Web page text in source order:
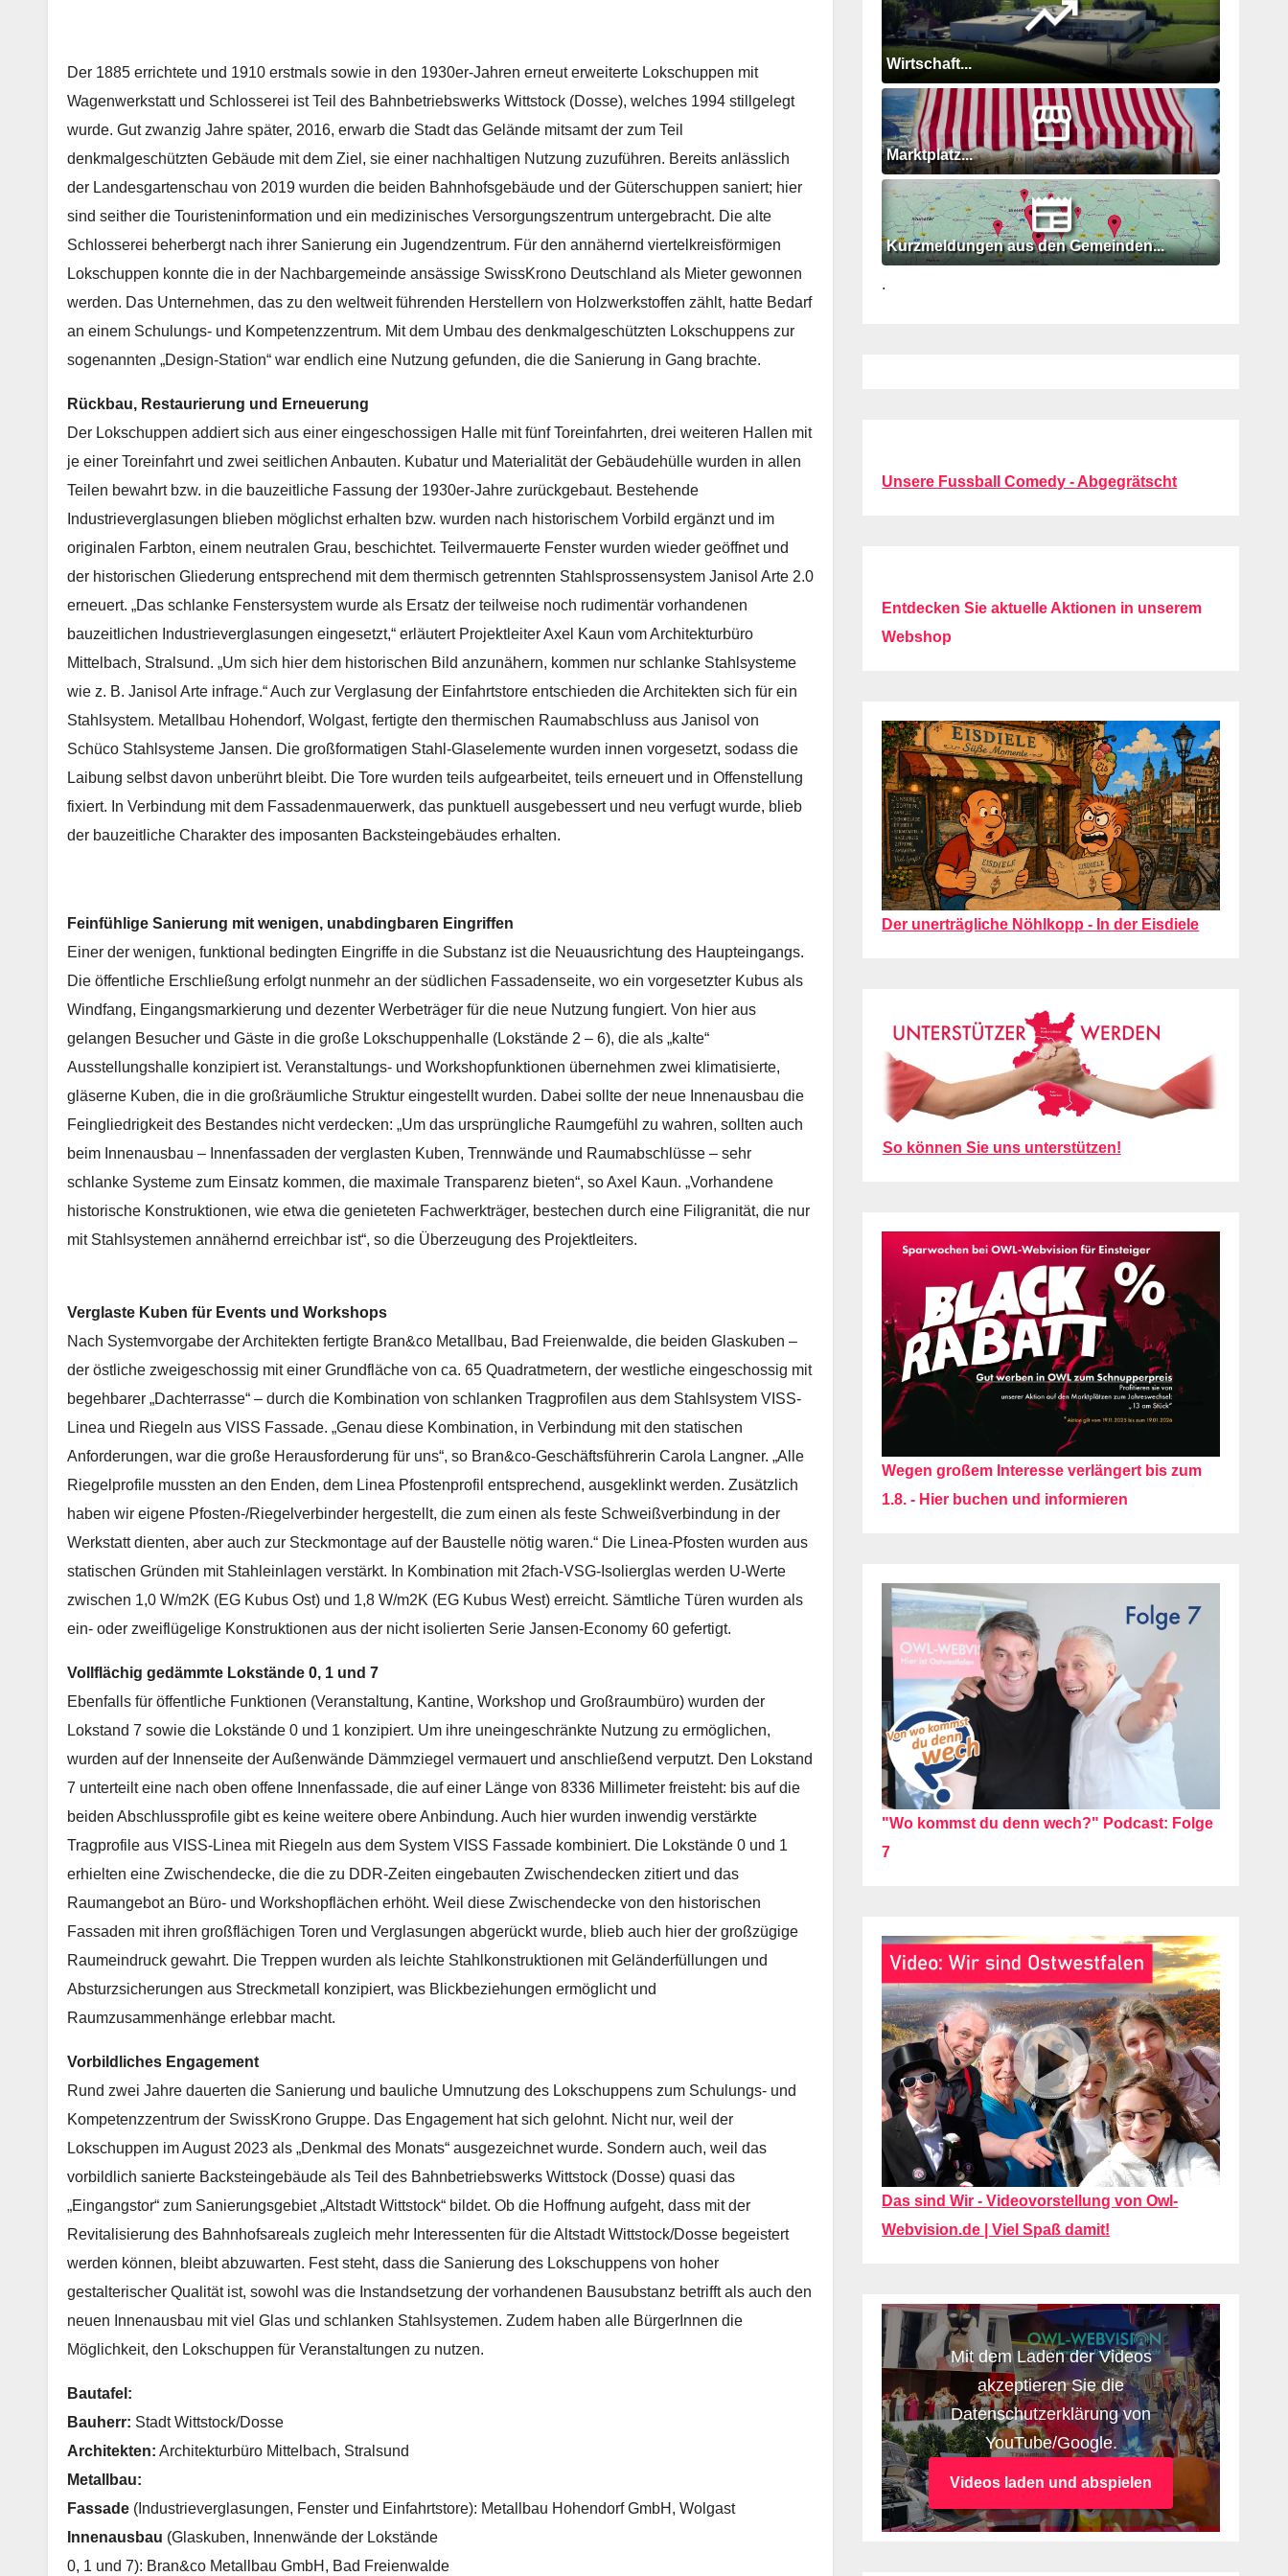
Der 1885 errichtete und 1910 erstmals sowie in den 1930er-Jahren erneut erweiterte Lokschuppen mit
Wagenwerkstatt und Schlosserei ist Teil des Bahnbetriebswerks Wittstock (Dosse), welches 1994 stillgelegt
wurde. Gut zwanzig Jahre später, 2016, erwarb die Stadt das Gelände mitsamt der zum Teil
denkmalgeschützten Gebäude mit dem Ziel, sie einer nachhaltigen Nutzung zuzuführen. Bereits anlässlich
der Landesgartenschau von 2019 wurden die beiden Bahnhofsgebäude und der Güterschuppen saniert; hier
sind seither die Touristeninformation und ein medizinisches Versorgungszentrum untergebracht. Die alte
Schlosserei beherbergt nach ihrer Sanierung ein Jugendzentrum. Für den annähernd viertelkreisförmigen
Lokschuppen konnte die in der Nachbargemeinde ansässige SwissKrono Deutschland als Mieter gewonnen
werden. Das Unternehmen, das zu den weltweit führenden Herstellern von Holzwerkstoffen zählt, hatte Bedarf
an einem Schulungs- und Kompetenzzentrum. Mit dem Umbau des denkmalgeschützten Lokschuppens zur
sogenannten „Design-Station“ war endlich eine Nutzung gefunden, die die Sanierung in Gang brachte.
Rückbau, Restaurierung und Erneuerung
Der Lokschuppen addiert sich aus einer eingeschossigen Halle mit fünf Toreinfahrten, drei weiteren Hallen mit
je einer Toreinfahrt und zwei seitlichen Anbauten. Kubatur und Materialität der Gebäudehülle wurden in allen
Teilen bewahrt bzw. in die bauzeitliche Fassung der 1930er-Jahre zurückgebaut. Bestehende
Industrieverglasungen blieben möglichst erhalten bzw. wurden nach historischem Vorbild ergänzt und im
originalen Farbton, einem neutralen Grau, beschichtet. Teilvermauerte Fenster wurden wieder geöffnet und
der historischen Gliederung entsprechend mit dem thermisch getrennten Stahlsprossensystem Janisol Arte 2.0
erneuert. „Das schlanke Fenstersystem wurde als Ersatz der teilweise noch rudimentär vorhandenen
bauzeitlichen Industrieverglasungen eingesetzt,“ erläutert Projektleiter Axel Kaun vom Architekturbüro
Mittelbach, Stralsund. „Um sich hier dem historischen Bild anzunähern, kommen nur schlanke Stahlsysteme
wie z. B. Janisol Arte infrage.“ Auch zur Verglasung der Einfahrtstore entschieden die Architekten sich für ein
Stahlsystem. Metallbau Hohendorf, Wolgast, fertigte den thermischen Raumabschluss aus Janisol von
Schüco Stahlsysteme Jansen. Die großformatigen Stahl-Glaselemente wurden innen vorgesetzt, sodass die
Laibung selbst davon unberührt bleibt. Die Tore wurden teils aufgearbeitet, teils erneuert und in Offenstellung
fixiert. In Verbindung mit dem Fassadenmauerwerk, das punktuell ausgebessert und neu verfugt wurde, blieb
der bauzeitliche Charakter des imposanten Backsteingebäudes erhalten.
Feinfühlige Sanierung mit wenigen, unabdingbaren Eingriffen
Einer der wenigen, funktional bedingten Eingriffe in die Substanz ist die Neuausrichtung des Haupteingangs.
Die öffentliche Erschließung erfolgt nunmehr an der südlichen Fassadenseite, wo ein vorgesetzter Kubus als
Windfang, Eingangsmarkierung und dezenter Werbeträger für die neue Nutzung fungiert. Von hier aus
gelangen Besucher und Gäste in die große Lokschuppenhalle (Lokstände 2 – 6), die als „kalte“
Ausstellungshalle konzipiert ist. Veranstaltungs- und Workshopfunktionen übernehmen zwei klimatisierte,
gläserne Kuben, die in die großräumliche Struktur eingestellt wurden. Dabei sollte der neue Innenausbau die
Feingliedrigkeit des Bestandes nicht verdecken: „Um das ursprüngliche Raumgefühl zu wahren, sollten auch
beim Innenausbau – Innenfassaden der verglasten Kuben, Trennwände und Raumabschlüsse – sehr
schlanke Systeme zum Einsatz kommen, die maximale Transparenz bieten“, so Axel Kaun. „Vorhandene
historische Konstruktionen, wie etwa die genieteten Fachwerkträger, bestechen durch eine Filigranität, die nur
mit Stahlsystemen annähernd erreichbar ist“, so die Überzeugung des Projektleiters.
Verglaste Kuben für Events und Workshops
Nach Systemvorgabe der Architekten fertigte Bran&co Metallbau, Bad Freienwalde, die beiden Glaskuben –
der östliche zweigeschossig mit einer Grundfläche von ca. 65 Quadratmetern, der westliche eingeschossig mit
begehbarer „Dachterrasse“ – durch die Kombination von schlanken Tragprofilen aus dem Stahlsystem VISS-
Linea und Riegeln aus VISS Fassade. „Genau diese Kombination, in Verbindung mit den statischen
Anforderungen, war die große Herausforderung für uns“, so Bran&co-Geschäftsführerin Carola Langner. „Alle
Riegelprofile mussten an den Enden, dem Linea Pfostenprofil entsprechend, ausgeklinkt werden. Zusätzlich
haben wir eigene Pfosten-/Riegelverbinder hergestellt, die zum einen als feste Schweißverbindung in der
Werkstatt dienten, aber auch zur Steckmontage auf der Baustelle nötig waren.“ Die Linea-Pfosten wurden aus
statischen Gründen mit Stahleinlagen verstärkt. In Kombination mit 2fach-VSG-Isolierglas werden U-Werte
zwischen 1,0 W/m2K (EG Kubus Ost) und 1,8 W/m2K (EG Kubus West) erreicht. Sämtliche Türen wurden als
ein- oder zweiflügelige Konstruktionen aus der nicht isolierten Serie Jansen-Economy 60 gefertigt.
Vollflächig gedämmte Lokstände 0, 1 und 7
Ebenfalls für öffentliche Funktionen (Veranstaltung, Kantine, Workshop und Großraumbüro) wurden der
Lokstand 7 sowie die Lokstände 0 und 1 konzipiert. Um ihre uneingeschränkte Nutzung zu ermöglichen,
wurden auf der Innenseite der Außenwände Dämmziegel vermauert und anschließend verputzt. Den Lokstand
7 unterteilt eine nach oben offene Innenfassade, die auf einer Länge von 8336 Millimeter freisteht: bis auf die
beiden Abschlussprofile gibt es keine weitere obere Anbindung. Auch hier wurden inwendig verstärkte
Tragprofile aus VISS-Linea mit Riegeln aus dem System VISS Fassade kombiniert. Die Lokstände 0 und 1
erhielten eine Zwischendecke, die die zu DDR-Zeiten eingebauten Zwischendecken zitiert und das
Raumangebot an Büro- und Workshopflächen erhöht. Weil diese Zwischendecke von den historischen
Fassaden mit ihren großflächigen Toren und Verglasungen abgerückt wurde, blieb auch hier der großzügige
Raumeindruck gewahrt. Die Treppen wurden als leichte Stahlkonstruktionen mit Geländerfüllungen und
Absturzsicherungen aus Streckmetall konzipiert, was Blickbeziehungen ermöglicht und
Raumzusammenhänge erlebbar macht.
Vorbildliches Engagement
Rund zwei Jahre dauerten die Sanierung und bauliche Umnutzung des Lokschuppens zum Schulungs- und
Kompetenzzentrum der SwissKrono Gruppe. Das Engagement hat sich gelohnt. Nicht nur, weil der
Lokschuppen im August 2023 als „Denkmal des Monats“ ausgezeichnet wurde. Sondern auch, weil das
vorbildlich sanierte Backsteingebäude als Teil des Bahnbetriebswerks Wittstock (Dosse) quasi das
„Eingangstor“ zum Sanierungsgebiet „Altstadt Wittstock“ bildet. Ob die Hoffnung aufgeht, dass mit der
Revitalisierung des Bahnhofsareals zugleich mehr Interessenten für die Altstadt Wittstock/Dosse begeistert
werden können, bleibt abzuwarten. Fest steht, dass die Sanierung des Lokschuppens von hoher
gestalterischer Qualität ist, sowohl was die Instandsetzung der vorhandenen Bausubstanz betrifft als auch den
neuen Innenausbau mit viel Glas und schlanken Stahlsystemen. Zudem haben alle BürgerInnen die
Möglichkeit, den Lokschuppen für Veranstaltungen zu nutzen.
Bautafel:
Bauherr: Stadt Wittstock/Dosse
Architekten: Architekturbüro Mittelbach, Stralsund
Metallbau:
Fassade (Industrieverglasungen, Fenster und Einfahrtstore): Metallbau Hohendorf GmbH, Wolgast
Innenausbau (Glaskuben, Innenwände der Lokstände
0, 1 und 7): Bran&co Metallbau GmbH, Bad Freienwalde
Wirtschaft...
Marktplatz...
Kurzmeldungen aus den Gemeinden...
.
Unsere Fussball Comedy - Abgegrätscht
Entdecken Sie aktuelle Aktionen in unserem
Webshop
Der unerträgliche Nöhlkopp - In der Eisdiele
So können Sie uns unterstützen!
Wegen großem Interesse verlängert bis zum
1.8. - Hier buchen und informieren
"Wo kommst du denn wech?" Podcast: Folge
7
Das sind Wir - Videovorstellung von Owl-
Webvision.de | Viel Spaß damit!
Mit dem Laden der Videos
akzeptieren Sie die
Datenschutzerklärung von
YouTube/Google.
Videos laden und abspielen